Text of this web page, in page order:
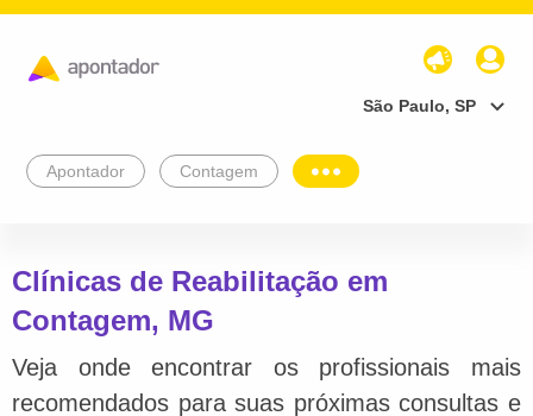
São Paulo, SP
Apontador Contagem
Clínicas de Reabilitação em
Contagem, MG
Veja onde encontrar os profissionais mais
recomendados para suas próximas consultas e